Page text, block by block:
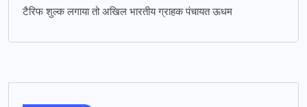
टैरिफ शुल्क लगाया तो अखिल भारतीय ग्राहक पंचायत ऊधम